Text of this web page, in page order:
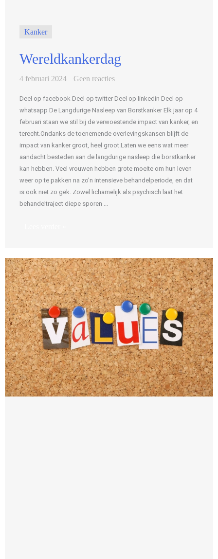
Kanker
Wereldkankerdag
4 februari 2024 Geen reacties
Deel op facebook Deel op twitter Deel op linkedin Deel op
whatsapp De Langdurige Nasleep van Borstkanker Elk jaar op 4
februari staan we stil bij de verwoestende impact van kanker, en
terecht.Ondanks de toenemende overlevingskansen blijft de
impact van kanker groot, heel groot.Laten we eens wat meer
aandacht besteden aan de langdurige nasleep die borstkanker
kan hebben. Veel vrouwen hebben grote moeite om hun leven
weer op te pakken na zo’n intensieve behandelperiode, en dat
is ook niet zo gek. Zowel lichamelijk als psychisch laat het
behandeltraject diepe sporen ...